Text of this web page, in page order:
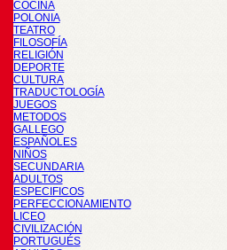
COCINA
POLONIA
TEATRO
FILOSOFÍA
RELIGIÓN
DEPORTE
CULTURA
TRADUCTOLOGÍA
JUEGOS
METODOS
GALLEGO
ESPAÑOLES
NIÑOS
SECUNDARIA
ADULTOS
ESPECIFICOS
PERFECCIONAMIENTO
LICEO
CIVILIZACIÓN
PORTUGUÉS